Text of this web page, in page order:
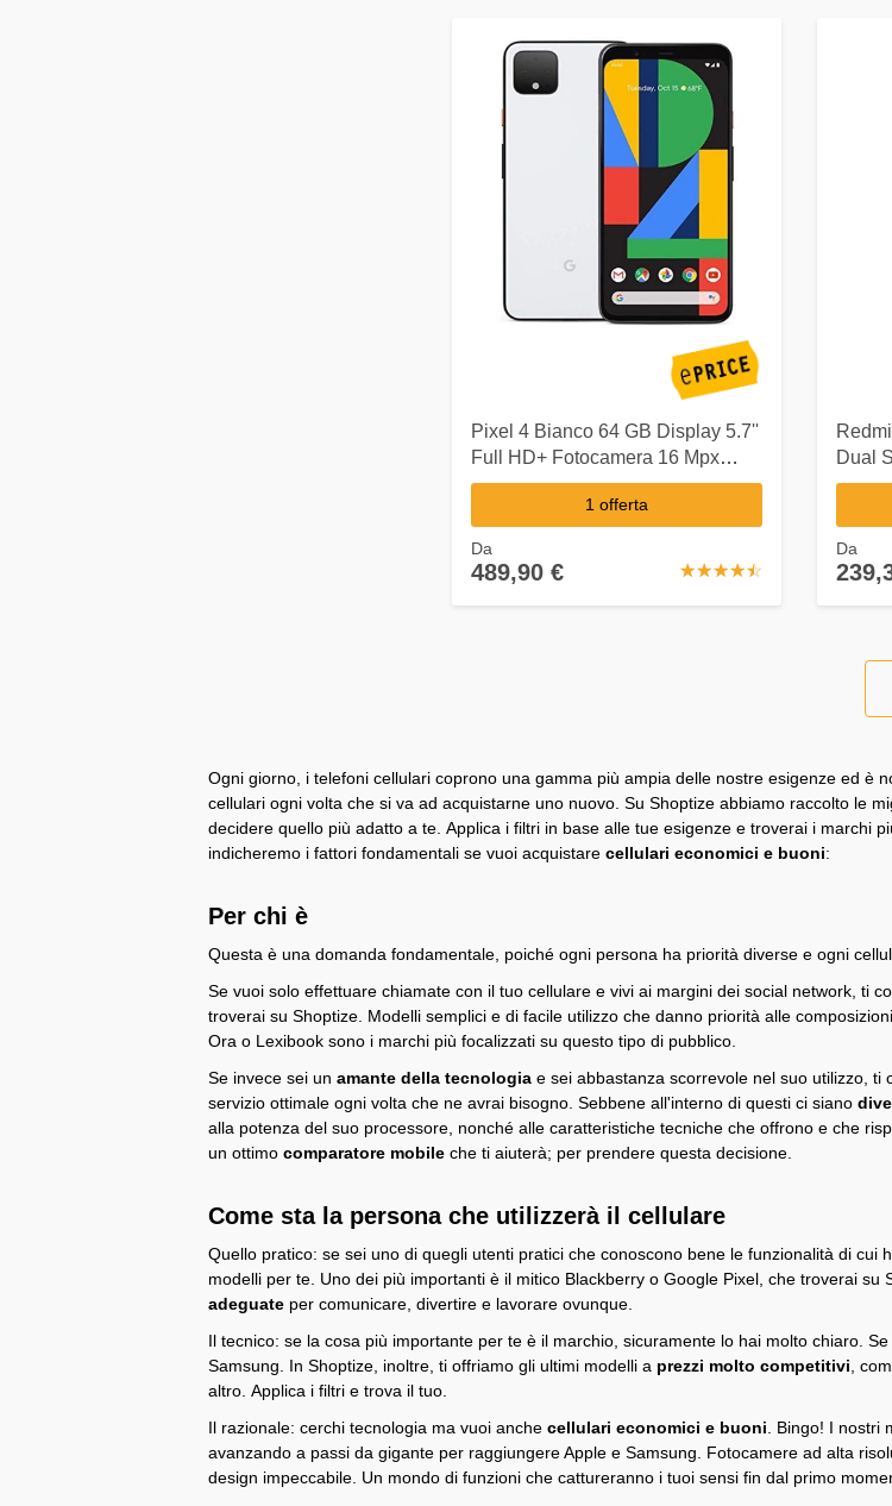
Pixel 4 Bianco 64 GB Display 5.7''
Full HD+ Fotocamera 16 Mpx
Android
1 offerta
☆☆☆☆☆
★★★★★
Da
489,90 €
Dual
Micro
Da
Ogni giorno, i telefoni cellulari coprono una gamma più ampia delle nostre esigenze ed è
cellulari ogni volta che si va ad acquistarne uno nuovo. Su Shoptize abbiamo raccolto le
decidere quello più adatto a te. Applica i filtri in base alle tue esigenze e troverai i marchi
indicheremo i fattori fondamentali se vuoi acquistare cellulari economici e buoni:
Per chi è
Questa è una domanda fondamentale, poiché ogni persona ha priorità diverse e ogni
Se vuoi solo effettuare chiamate con il tuo cellulare e vivi ai margini dei social network, ti
troverai su Shoptize. Modelli semplici e di facile utilizzo che danno priorità alle
Ora o Lexibook sono i marchi più focalizzati su questo tipo di pubblico.
Se invece sei un amante della tecnologia e sei abbastanza scorrevole nel suo utilizzo,
servizio ottimale ogni volta che ne avrai bisogno. Sebbene all'interno di questi ci siano
alla potenza del suo processore, nonché alle caratteristiche tecniche che offrono e che
un ottimo comparatore mobile che ti aiuterà; per prendere questa decisione.
Come sta la persona che utilizzerà il cellulare
Quello pratico: se sei uno di quegli utenti pratici che conoscono bene le funzionalità di cui
modelli per te. Uno dei più importanti è il mitico Blackberry o Google Pixel, che troverai su
adeguate per comunicare, divertire e lavorare ovunque.
Il tecnico: se la cosa più importante per te è il marchio, sicuramente lo hai molto chiaro.
Samsung. In Shoptize, inoltre, ti offriamo gli ultimi modelli a prezzi molto competitivi ,
altro. Applica i filtri e trova il tuo.
Il razionale: cerchi tecnologia ma vuoi anche cellulari economici e buoni . Bingo! I
avanzando a passi da gigante per raggiungere Apple e Samsung. Fotocamere ad alta
design impeccabile. Un mondo di funzioni che cattureranno i tuoi sensi fin dal primo